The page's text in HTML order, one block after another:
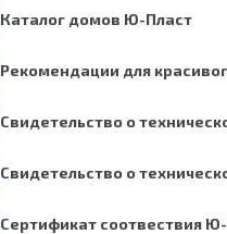
Каталог домов Ю-Пласт
Рекомендации для
Свидетельство о
Свидетельство о
Сертификат соотвествия